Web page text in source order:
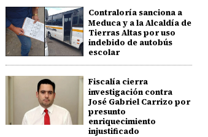
Contraloría sanciona a
Meduca y a la Alcaldía de
Tierras Altas por uso
indebido de autobús
escolar
Fiscalía cierra
investigación contra
José Gabriel Carrizo por
presunto
enriquecimiento
injustificado